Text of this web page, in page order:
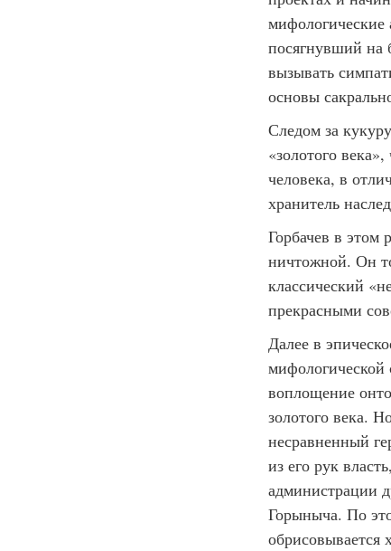
посягнувший на
вызывать
основы
Следом за
«золотого
человека, в
хранитель
Горбачев в этом
ничтожной. Он
классический
прекрасными
Далее в
воплощение
золотого века.
несравненный
из его рук
администрации
Горыныча. По
обрисовывается